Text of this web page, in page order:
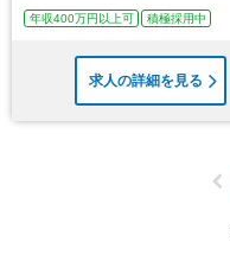
年収400万円以上可 積極採用中
求人の詳細を見る